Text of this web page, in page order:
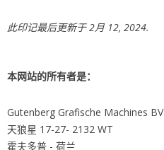
此印记最后更新于 2月 12, 2024.
本网站的所有者是：
Gutenberg Grafische Machines BV
天狼星 17-27- 2132 WT
霍夫多普 - 荷兰